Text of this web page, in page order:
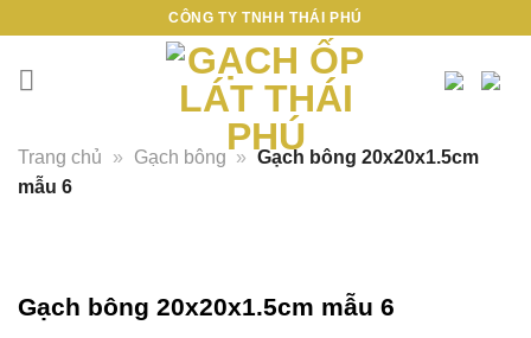
nội
CÔNG TY TNHH THÁI PHÚ
Trang chủ » Gạch bông » Gạch bông 20x20x1.5cm
mẫu 6
Gạch bông 20x20x1.5cm mẫu 6